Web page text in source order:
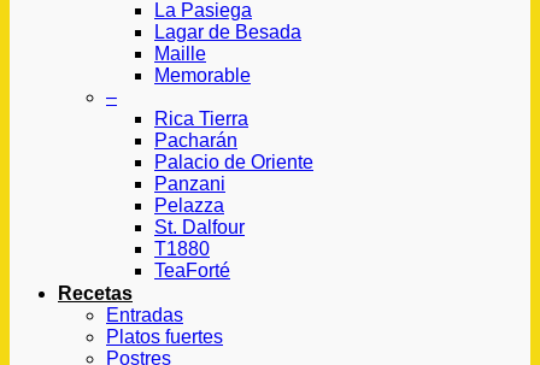
La Pasiega
Lagar de Besada
Maille
Memorable
–
Rica Tierra
Pacharán
Palacio de Oriente
Panzani
Pelazza
St. Dalfour
T1880
TeaForté
Recetas
Entradas
Platos fuertes
Postres